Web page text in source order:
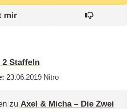
2Staffeln
23.06.2019 Nitro
zu Axel & Micha – Die Zwei